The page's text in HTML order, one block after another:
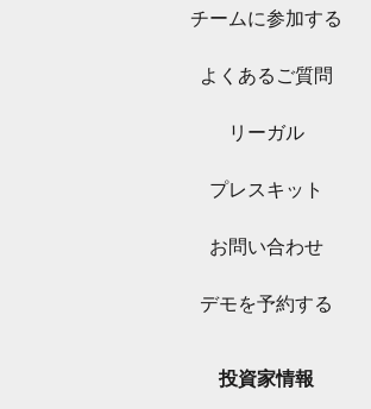
チームに参加する
よくあるご質問
リーガル
プレスキット
お問い合わせ
デモを予約する
投資家情報